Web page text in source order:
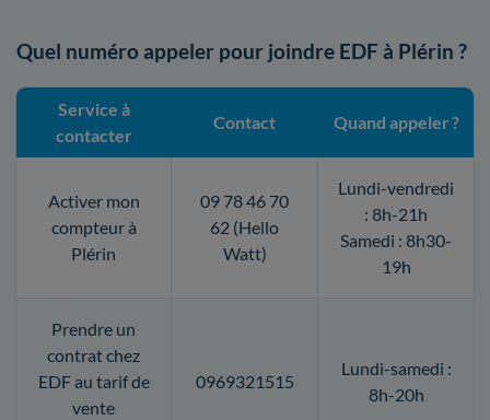
Quel numéro appeler pour joindre EDF à Plérin ?
Service à
contacter
Contact Quand appeler ?
Activer mon
compteur à
Plérin
09 78 46 70
62 (Hello
Watt)
Lundi-vendredi
: 8h-21h
Samedi : 8h30-
19h
Prendre un
contrat chez
EDF au tarif de
vente
0969321515
Lundi-samedi :
8h-20h